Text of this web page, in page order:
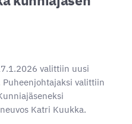
valittiin uusi
valittiin
Katri Kuukka.